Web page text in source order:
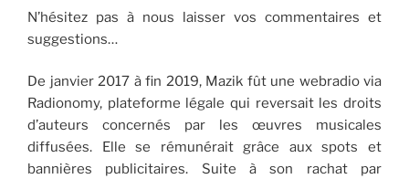
N’hésitez pas à nous laisser vos commentaires et
suggestions…
De janvier 2017 à fin 2019, Mazik fût une webradio via
Radionomy, plateforme légale qui reversait les droits
d’auteurs concernés par les œuvres musicales
diffusées. Elle se rémunérait grâce aux spots et
bannières publicitaires. Suite à son rachat par